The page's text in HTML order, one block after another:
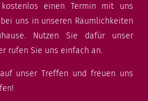
einen Termin mit uns
uns in unseren Räumlichkeiten
Nutzen Sie dafür unser
rufen Sie uns einfach an.
unser Treffen und freuen uns